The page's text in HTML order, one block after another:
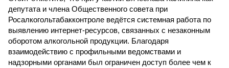
депутата и члена Общественного совета при
Росалкогольтабакконтроле ведётся системная работа по
выявлению интернет-ресурсов, связанных с незаконным
оборотом алкогольной продукции. Благодаря
взаимодействию с профильными ведомствами и
надзорными органами был ограничен доступ более чем к